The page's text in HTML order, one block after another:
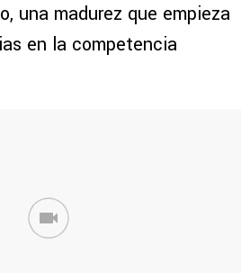
una madurez que empieza
en la competencia